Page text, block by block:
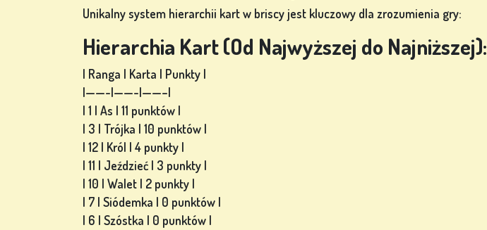
Unikalny system hierarchii kart w briscy jest kluczowy dla zrozumienia gry:
Hierarchia Kart (Od Najwyższej do Najniższej):
| Ranga | Karta | Punkty |
|——-|——-|——–|
| 1 | As | 11 punktów |
| 3 | Trójka | 10 punktów |
| 12 | Król | 4 punkty |
| 11 | Jeździeć | 3 punkty |
| 10 | Walet | 2 punkty |
| 7 | Siódemka | 0 punktów |
| 6 | Szóstka | 0 punktów |